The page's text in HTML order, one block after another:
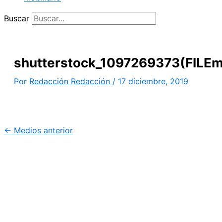
Buscar
Por Redacción Redacción / 17 diciembre, 2019
← Medios anterior